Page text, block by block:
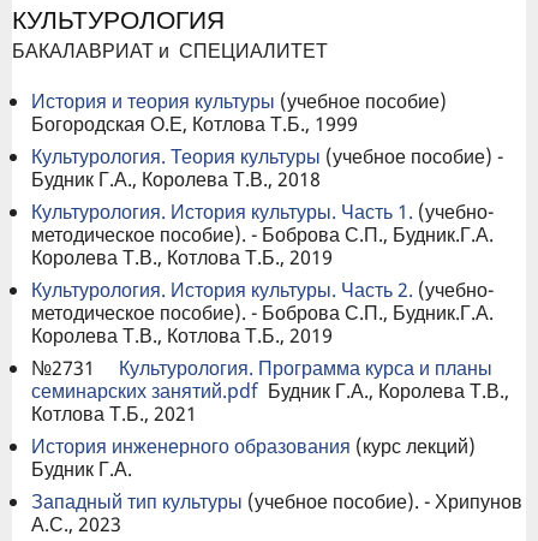
КУЛЬТУРОЛОГИЯ
БАКАЛАВРИАТ и СПЕЦИАЛИТЕТ
История и теория культуры (учебное пособие)
Богородская О.Е, Котлова Т.Б., 1999
Культурология. Теория культуры (учебное пособие) -
Будник Г.А., Королева Т.В., 2018
Культурология. История культуры. Часть 1. (учебно-
методическое пособие). - Боброва С.П., Будник.Г.А.
Королева Т.В., Котлова Т.Б., 2019
Культурология. История культуры. Часть 2. (учебно-
методическое пособие). - Боброва С.П., Будник.Г.А.
Королева Т.В., Котлова Т.Б., 2019
№2731 Культурология. Программа курса и планы
семинарских занятий.pdf Будник Г.А., Королева Т.В.,
Котлова Т.Б., 2021
История инженерного образования (курс лекций)
Будник Г.А.
Западный тип культуры (учебное пособие). - Хрипунов
А.С., 2023